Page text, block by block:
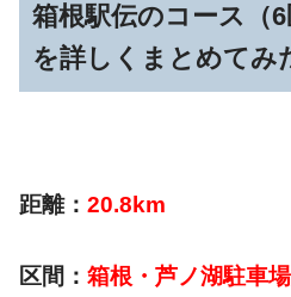
箱根駅伝のコース（
を詳しくまとめてみ
距離： 20.8km
区間： 箱根・芦ノ湖駐車